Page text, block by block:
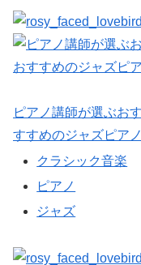
ピアノ講師が選ぶお
すすめのジャズピア
クラシック音楽
ピアノ
ジャズ